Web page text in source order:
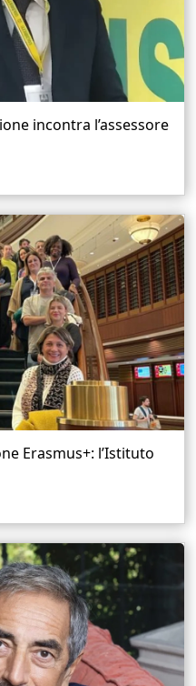
incontra l’assessore
Erasmus+: l’Istituto